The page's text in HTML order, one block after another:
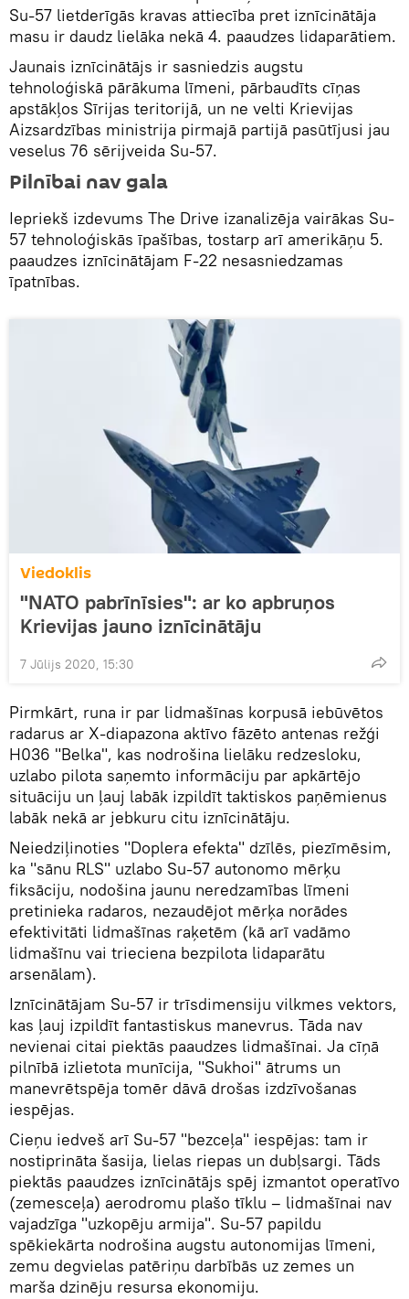
Su-57 lietderīgās kravas attiecība pret iznīcinātāja
masu ir daudz lielāka nekā 4. paaudzes lidaparātiem.
Jaunais iznīcinātājs ir sasniedzis augstu
tehnoloģiskā pārākuma līmeni, pārbaudīts cīņas
apstākļos Sīrijas teritorijā, un ne velti Krievijas
Aizsardzības ministrija pirmajā partijā pasūtījusi jau
veselus 76 sērijveida Su-57.
Pilnībai nav gala
Iepriekš izdevums The Drive izanalizēja vairākas Su-
57 tehnoloģiskās īpašības, tostarp arī amerikāņu 5.
paaudzes iznīcinātājam F-22 nesasniedzamas
īpatnības.
Viedoklis
"NATO pabrīnīsies": ar ko apbruņos
Krievijas jauno iznīcinātāju
7 Jūlijs 2020, 15:30
Pirmkārt, runa ir par lidmašīnas korpusā iebūvētos
radarus ar X-diapazona aktīvo fāzēto antenas režģi
H036 "Belka", kas nodrošina lielāku redzesloku,
uzlabo pilota saņemto informāciju par apkārtējo
situāciju un ļauj labāk izpildīt taktiskos paņēmienus
labāk nekā ar jebkuru citu iznīcinātāju.
Neiedziļinoties "Doplera efekta" dzīlēs, piezīmēsim,
ka "sānu RLS" uzlabo Su-57 autonomo mērķu
fiksāciju, nodošina jaunu neredzamības līmeni
pretinieka radaros, nezaudējot mērķa norādes
efektivitāti lidmašīnas raķetēm (kā arī vadāmo
lidmašīnu vai trieciena bezpilota lidaparātu
arsenālam).
Iznīcinātājam Su-57 ir trīsdimensiju vilkmes vektors,
kas ļauj izpildīt fantastiskus manevrus. Tāda nav
nevienai citai piektās paaudzes lidmašīnai. Ja cīņā
pilnībā izlietota munīcija, "Sukhoi" ātrums un
manevrētspēja tomēr dāvā drošas izdzīvošanas
iespējas.
Cieņu iedveš arī Su-57 "bezceļa" iespējas: tam ir
nostiprināta šasija, lielas riepas un dubļsargi. Tāds
piektās paaudzes iznīcinātājs spēj izmantot operatīvo
(zemesceļa) aerodromu plašo tīklu – lidmašīnai nav
vajadzīga "uzkopēju armija". Su-57 papildu
spēkiekārta nodrošina augstu autonomijas līmeni,
zemu degvielas patēriņu darbībās uz zemes un
marša dzinēju resursa ekonomiju.